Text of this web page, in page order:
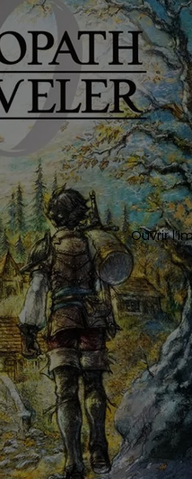
Ouvrir